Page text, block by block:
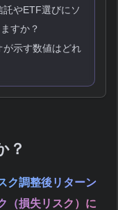
やETF選びにソ
すか？
示す数値はどれ
？
ク調整後リターン
（損失リスク）に